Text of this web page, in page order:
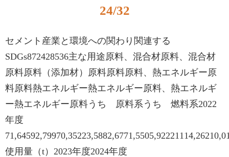
24/32
セメント産業と環境への関わり関連する
SDGs872428536主な用途原料、混合材原料、混合材
原料原料（添加材）原料原料原料、熱エネルギー原
料原料熱エネルギー熱エネルギー原料、熱エネルギ
ー熱エネルギー原料うち 原料系うち 燃料系2022
年度
使用量（t）2023年度2024年度